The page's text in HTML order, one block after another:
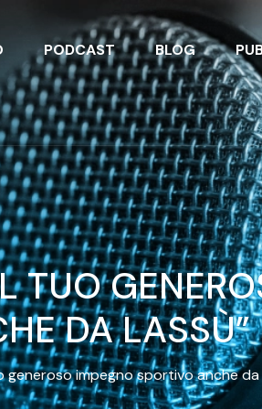
PODCAST BLOG
TUO
DA LASSÙ”
generoso impegno sportivo anche da